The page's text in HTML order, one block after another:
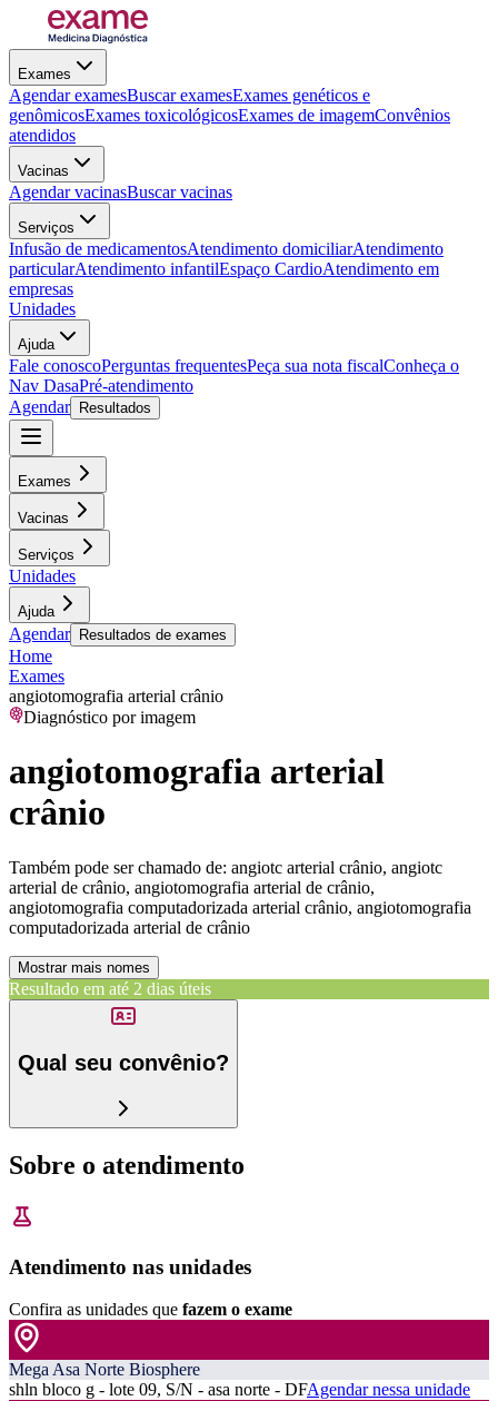
Exames
Agendar examesBuscar examesExames genéticos e
genômicosExames toxicológicosExames de imagemConvênios
atendidos
Vacinas
Agendar vacinasBuscar vacinas
Serviços
Infusão de medicamentosAtendimento domiciliarAtendimento
particularAtendimento infantilEspaço CardioAtendimento em
empresas
Unidades
Ajuda
Fale conoscoPerguntas frequentesPeça sua nota fiscalConheça o
Nav DasaPré-atendimento
Agendar
Resultados
Exames
Vacinas
Serviços
Unidades
Ajuda
Agendar Resultados de exames
Home
Exames
angiotomografia arterial crânio
Diagnóstico por imagem
angiotomografia arterial
crânio
Também pode ser chamado de: angiotc arterial crânio, angiotc
arterial de crânio, angiotomografia arterial de crânio,
angiotomografia computadorizada arterial crânio, angiotomografia
computadorizada arterial de crânio
Mostrar mais nomes
Resultado em até 2 dias úteis
Qual seu convênio?
Sobre o atendimento
Atendimento nas unidades
Confira as unidades que fazem o exame
Mega Asa Norte Biosphere
shln bloco g - lote 09, S/N - asa norte - DFAgendar nessa unidade